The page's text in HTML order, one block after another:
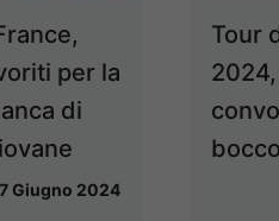
per la
di
Giugno 2024
Tour